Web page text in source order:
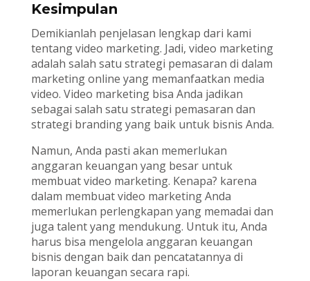
Kesimpulan
Demikianlah penjelasan lengkap dari kami
tentang video marketing. Jadi, video marketing
adalah salah satu strategi pemasaran di dalam
marketing online yang memanfaatkan media
video. Video marketing bisa Anda jadikan
sebagai salah satu strategi pemasaran dan
strategi branding yang baik untuk bisnis Anda.
Namun, Anda pasti akan memerlukan
anggaran keuangan yang besar untuk
membuat video marketing. Kenapa? karena
dalam membuat video marketing Anda
memerlukan perlengkapan yang memadai dan
juga talent yang mendukung. Untuk itu, Anda
harus bisa mengelola anggaran keuangan
bisnis dengan baik dan pencatatannya di
laporan keuangan secara rapi.